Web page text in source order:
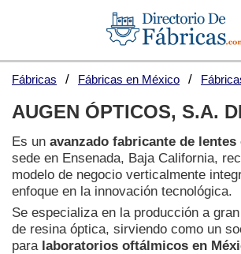
Fábricas Fábricas en México
AUGEN ÓPTICOS, S.A.
Es un avanzado fabricante de
sede en Ensenada, Baja California,
modelo de negocio verticalmente
enfoque en la innovación tecnológica.
Se especializa en la producción a
de resina óptica, sirviendo como un
para laboratorios oftálmicos en